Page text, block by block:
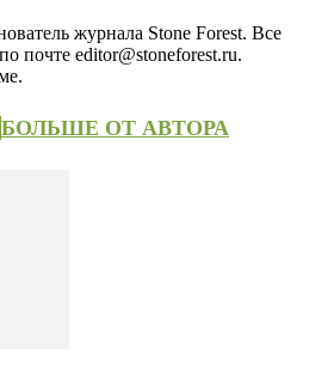
журнала Stone Forest. Все
почте editor@stoneforest.ru.
БОЛЬШЕ ОТ АВТОРА